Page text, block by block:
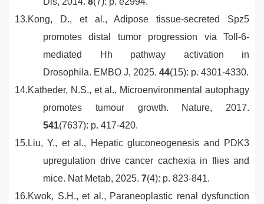
13.Kong, D., et al.,Adipose tissue-secreted Spz5
promotes distal tumor progression via Toll-6-
mediated Hh pathway activation in
Drosophila. EMBO J, 2025. 44(15): p. 4301-4330.
14.Katheder, N.S., et al., Microenvironmental autophagy
promotes tumour growth. Nature, 2017.
541(7637): p. 417-420.
15. Liu, Y., et al.,
Hepatic gluconeogenesis and PDK3
upregulation drive cancer cachexia in flies and
mice. Nat Metab, 2025. 7(4): p. 823-841.
16.Kwok, S.H., et al., Paraneoplastic renal dysfunction